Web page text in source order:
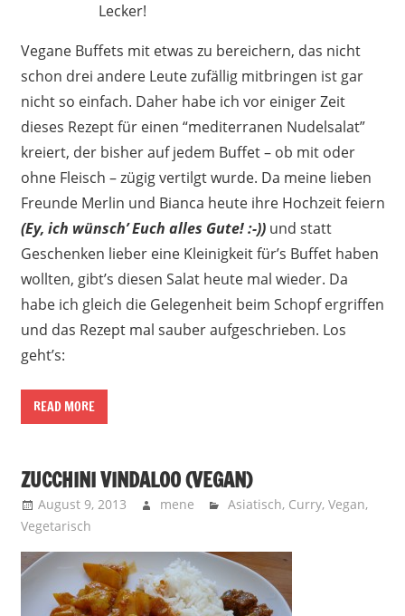
Lecker!
Vegane Buffets mit etwas zu bereichern, das nicht
schon drei andere Leute zufällig mitbringen ist gar
nicht so einfach. Daher habe ich vor einiger Zeit
dieses Rezept für einen “mediterranen Nudelsalat”
kreiert, der bisher auf jedem Buffet – ob mit oder
ohne Fleisch – zügig vertilgt wurde. Da meine lieben
Freunde Merlin und Bianca heute ihre Hochzeit feiern
(Ey, ich wünsch’ Euch alles Gute! :-))und statt
Geschenken lieber eine Kleinigkeit für’s Buffet haben
wollten, gibt’s diesen Salat heute mal wieder. Da
habe ich gleich die Gelegenheit beim Schopf ergriffen
und das Rezept mal sauber aufgeschrieben. Los
geht’s:
READ MORE
ZUCCHINI VINDALOO (VEGAN)
August 9, 2013 mene Asiatisch, Curry,Vegan,
Vegetarisch